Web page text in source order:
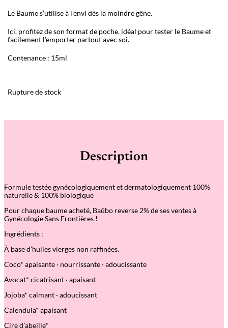
Le Baume s’utilise à l’envi dès la moindre gêne.
Ici, profitez de son format de poche, idéal pour tester le Baume et
facilement l’emporter partout avec soi.
Contenance : 15ml
Rupture de stock
Description
Formule testée gynécologiquement et dermatologiquement 100%
naturelle & 100% biologique
Pour chaque baume acheté, Baûbo reverse 2% de ses ventes à
Gynécologie Sans Frontières !
Ingrédients :
À base d’huiles vierges non raffinées.
Coco* apaisante · nourrissante · adoucissante
Avocat* cicatrisant · apaisant
Jojoba* calmant · adoucissant
Calendula* apaisant
Cire d’abeille*